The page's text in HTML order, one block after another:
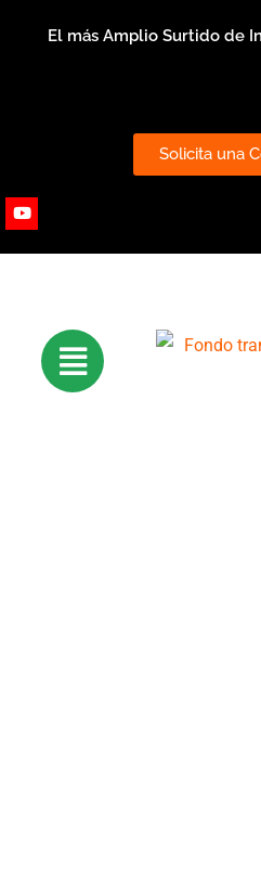
El más Amplio Surtido de
Solicita una
Youtube